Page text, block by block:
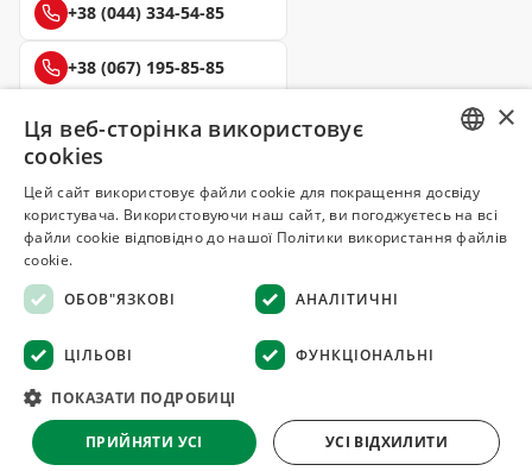
+38 (044) 334-54-85
+38 (067) 195-85-85
+38 (050) 145-85-45
СПЕЦІЇ ТА ПРЯНОЩІ
© 2008–2026 Магазин спецій та прянощів Делюкс, Київ
Всі матеріали на сайті захищені авторським правом
Оферта · Повернення товару Гарантія якості · Конфіденційність
· Відмова від відповідальності
UKRAINIAN
×
Ця веб-сторінка використовує
cookies
Цей сайт використовує файли cookie для покращення досвіду
користувача. Використовуючи наш сайт, ви погоджуєтесь на всі
файли cookie відповідно до нашої Політики використання файлів
cookie.
ОБОВ"ЯЗКОВІ
АНАЛІТИЧНІ
ЦІЛЬОВІ ФУНКЦІОНАЛЬНІ
ПОКАЗАТИ ПОДРОБИЦІ
ПРИЙНЯТИ УСІ УСІ ВІДХИЛИТИ